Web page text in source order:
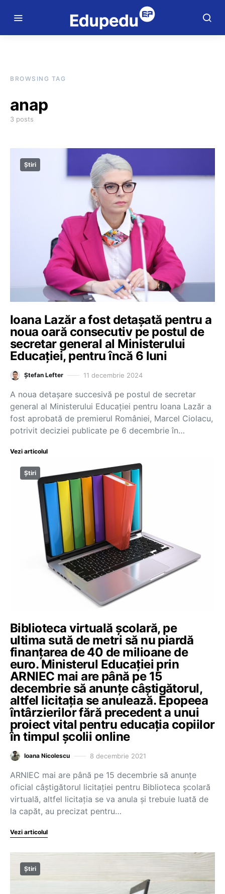
BROWSING TAG
anap
3 posts
Știri
Ioana Lazăr a fost detașată pentru a
noua oară consecutiv pe postul de
secretar general al Ministerului
Educației, pentru încă 6 luni
Ștefan Lefter 11 decembrie 2024
A noua detașare succesivă pe postul de secretar
general al Ministerului Educației pentru Ioana Lazăr a
fost aprobată de premierul României, Marcel Ciolacu,
potrivit deciziei publicate pe 6 decembrie în…
Vezi articolul
Știri
Biblioteca virtuală școlară, pe
ultima sută de metri să nu piardă
finanțarea de 40 de milioane de
euro. Ministerul Educației prin
ARNIEC mai are până pe 15
decembrie să anunțe câștigătorul,
altfel licitația se anulează. Epopeea
întârzierilor fără precedent a unui
proiect vital pentru educația copiilor
în timpul școlii online
Ioana Nicolescu 8 decembrie 2021
ARNIEC mai are până pe 15 decembrie să anunțe
oficial câștigătorul licitației pentru Biblioteca școlară
virtuală, altfel licitația se va anula și trebuie luată de
la capăt, au precizat pentru…
Vezi articolul
Știri